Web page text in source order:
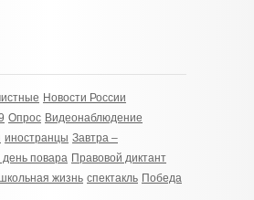
Новости России
Опрос Видеонаблюдение
иностранцы Завтра –
повара Правовой диктант
жизнь спектакль Победа